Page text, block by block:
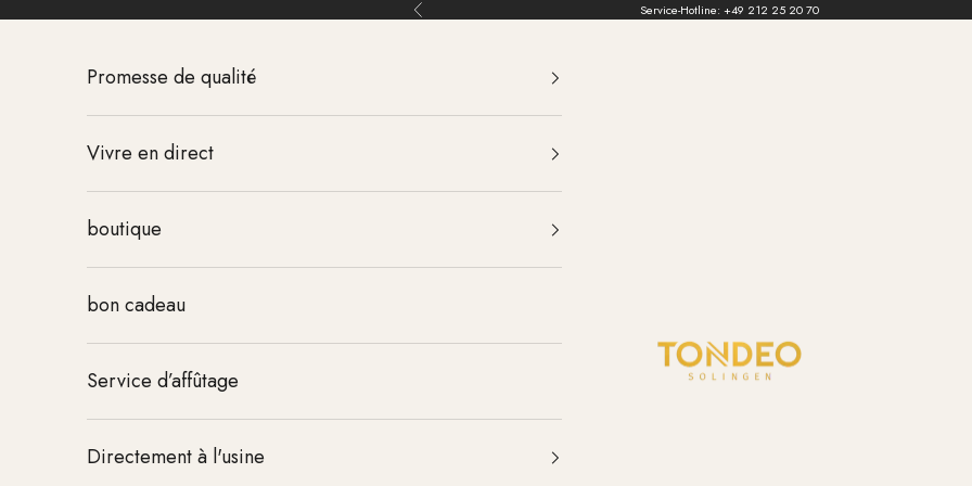
Aller au contenu Retour Service-Hotline: +49 212 25 20 70
TONDEO
Promesse de qualité
Vivre en direct
boutique
bon cadeau
Service d’affûtage
Directement à l'usine